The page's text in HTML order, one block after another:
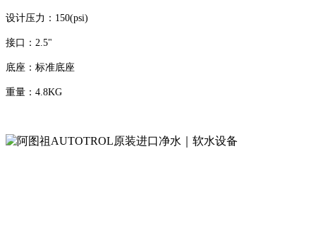
设计压力：150(psi)
接口：2.5"
底座：标准底座
重量：4.8KG